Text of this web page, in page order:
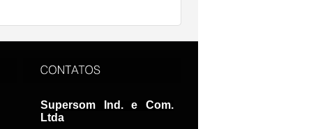
Supersom Ind. e Com.
Ltda